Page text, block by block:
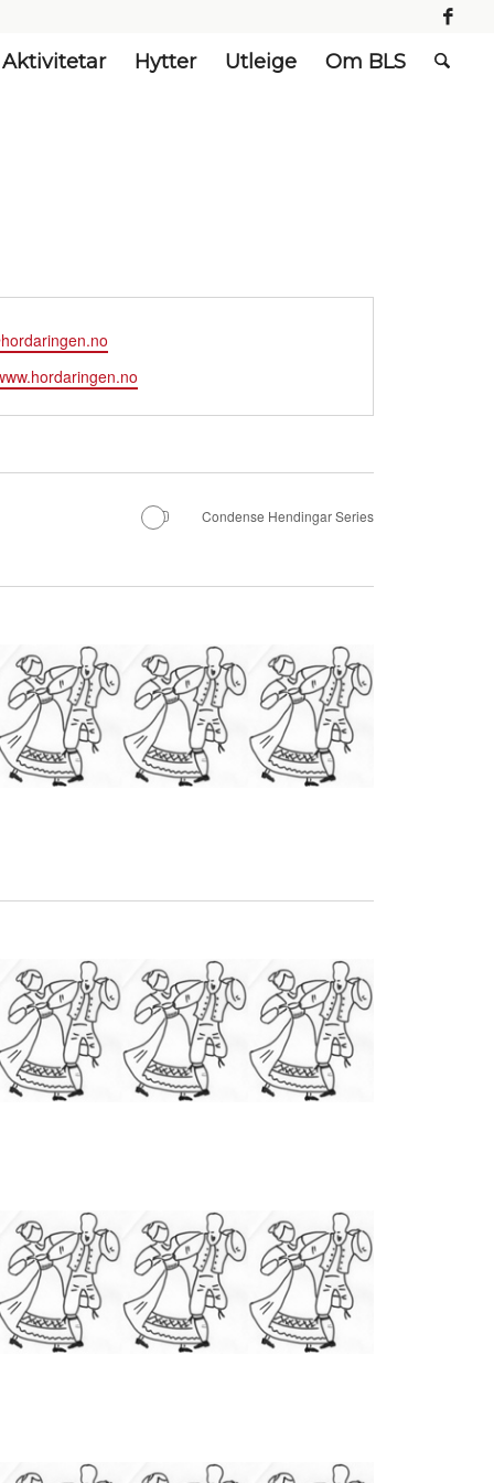
Aktivitetar Hytter Utleige Om BLS
Condense Hendingar Series